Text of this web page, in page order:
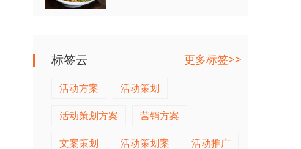
标签云 更多标签>>
活动方案 活动策划
活动策划方案 营销方案
文案策划 活动策划案 活动推广